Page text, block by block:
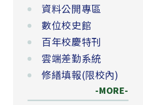
資料公開專區
數位校史館
百年校慶特刊
雲端差勤系統
修繕填報(限校內)
-MORE-